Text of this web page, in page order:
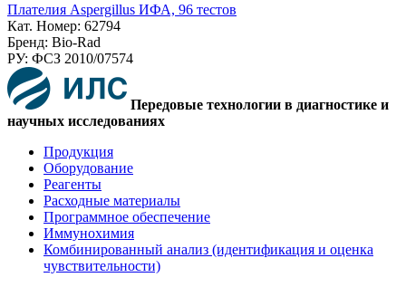
Плателия Aspergillus ИФА, 96 тестов
Кат. Номер: 62794
Бренд: Bio-Rad
РУ: ФСЗ 2010/07574
Передовые технологии в диагностике и
научных исследованиях
Продукция
Оборудование
Реагенты
Расходные материалы
Программное обеспечение
Иммунохимия
Комбинированный анализ (идентификация и оценка
чувствительности)